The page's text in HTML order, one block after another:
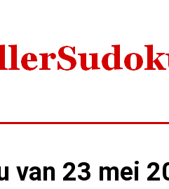
van 23 mei